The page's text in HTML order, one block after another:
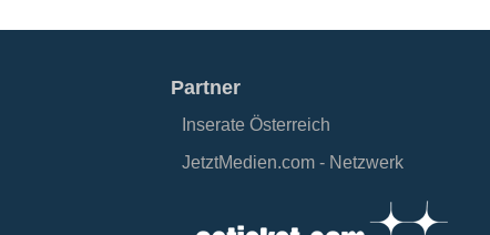
Partner
Inserate Österreich
JetztMedien.com - Netzwerk